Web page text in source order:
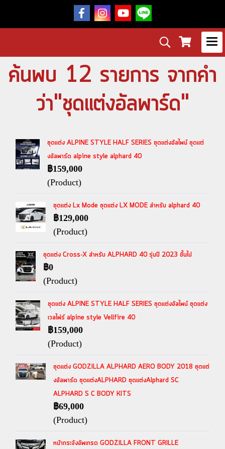
ค้นพบ 12 รายการ จากคำ
ว่า"ชุดแต่งอัลพาร์ด"
ชุดแต่ง ALPINE STYLE HALF SERIES ชุดแต่งอัลไพน์ ชุดแต่
งอัลพาร์ด alpine style alphard 40
฿159,000
(Product)
ชุดแต่ง Lx Mode ชุดแต่ง LX MODE สำหรับ alphard 40
฿129,000
(Product)
ชุดแต่ง Cross-X สำหรับ ALPHARD 40 รุ่นปี 2023 ขึ้นไป
฿0
(Product)
ชุดแต่ง ALPINE STYLE HALF SERIES ชุดแต่งอัลไพน์ ชุดแต่ง
เวลไฟร์ alpine style Vellfire 40
฿159,000
(Product)
ชุดแต่ง GODZILLA ALPHARD AERO BODY 2018 ชุดแต่
งอัลพาร์ด ชุดแต่งALPHARD ชุดแต่งAlphard SC
ALPHARD S C BODY KITS
฿69,000
(Product)
หน้ากระจังอัพเกรด GODZILLA FRONT GRILLE